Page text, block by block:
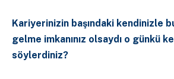
Kariyerinizin başındaki kendinizle
gelme imkanınız olsaydı o günkü
söylerdiniz?